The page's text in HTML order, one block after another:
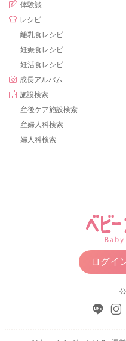
体験談
レシピ
離乳食レシピ
妊娠食レシピ
妊活食レシピ
成長アルバム
施設検索
産後ケア施設検索
産婦人科検索
婦人科検索
ログイ